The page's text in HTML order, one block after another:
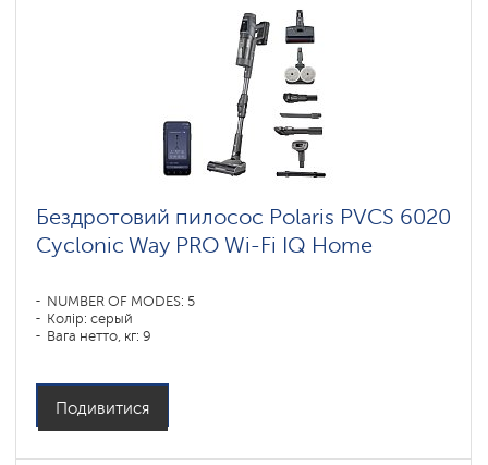
Бездротовий пилосос Polaris PVCS 6020
Cyclonic Way PRO Wi-Fi IQ Home
NUMBER OF MODES: 5
Колір: серый
Вага нетто, кг: 9
Подивитися